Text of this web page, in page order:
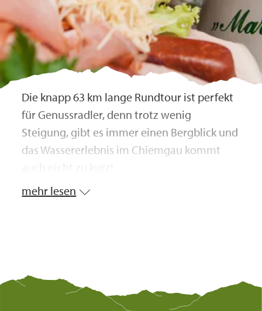
Die knapp 63 km lange Rundtour ist perfekt
für Genussradler, denn trotz wenig
Steigung, gibt es immer einen Bergblick und
das Wassererlebnis im Chiemgau kommt
mehr lesen